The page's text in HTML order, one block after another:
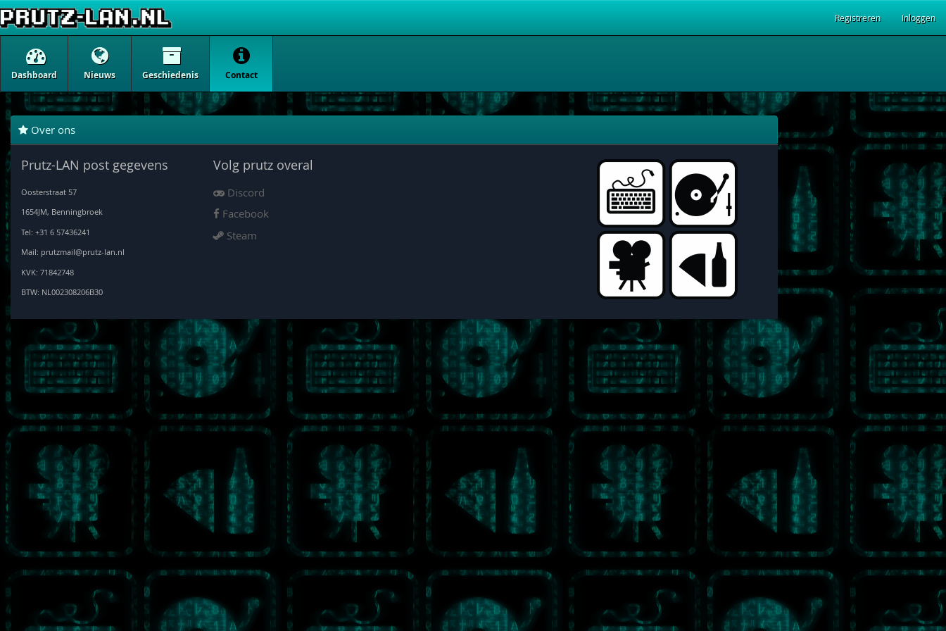
Registreren Inloggen
Dashboard Nieuws Geschiedenis Contact
Over ons
Prutz-LAN post gegevens
Oosterstraat 57
1654JM, Benningbroek
Tel: +31 6 57436241
Mail: prutzmail@prutz-lan.nl
KVK: 71842748
BTW: NL002308206B30
Volg prutz overal
Discord
Facebook
Steam